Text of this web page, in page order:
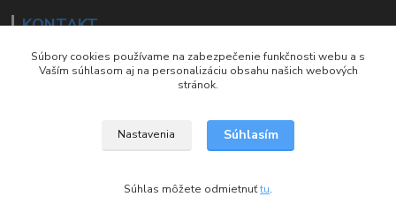
KONTAKT
e-mail:eshop@suplements.sk
Copyright © Suplements.sk. Všetky práva vyhradené.
Súbory cookies používame na zabezpečenie funkčnosti webu a s
Vaším súhlasom aj na personalizáciu obsahu našich webových
stránok.
Nastavenia Súhlasím
Súhlas môžete odmietnuťtu.